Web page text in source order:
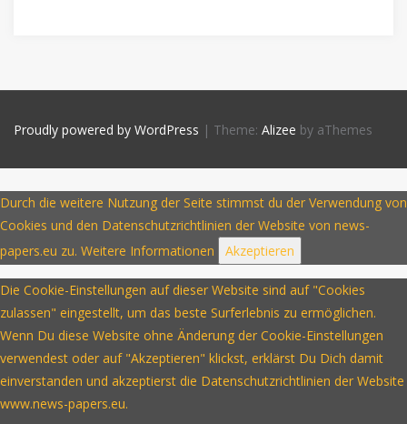
Proudly powered by WordPress | Theme: Alizee by aThemes
Durch die weitere Nutzung der Seite stimmst du der Verwendung von
Cookies und den Datenschutzrichtlinien der Website von news-
papers.eu zu. Weitere Informationen Akzeptieren
Die Cookie-Einstellungen auf dieser Website sind auf "Cookies
zulassen" eingestellt, um das beste Surferlebnis zu ermöglichen.
Wenn Du diese Website ohne Änderung der Cookie-Einstellungen
verwendest oder auf "Akzeptieren" klickst, erklärst Du Dich damit
einverstanden und akzeptierst die Datenschutzrichtlinien der Website
www.news-papers.eu.